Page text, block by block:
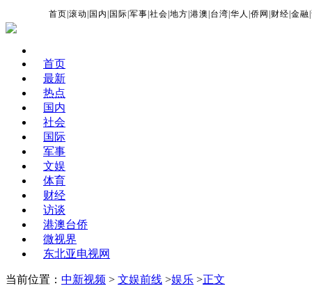
首页 |滚动 国内 国际 |军事 |社会 |地方 |港澳 台湾 |华人 |侨网 财经 |金融 |
首页
最新
热点
国内
社会
国际
军事
文娱
体育
财经
访谈
港澳台侨
微视界
东北亚电视网
当前位置： 中新视频 > 文娱前线 >娱乐 >正文